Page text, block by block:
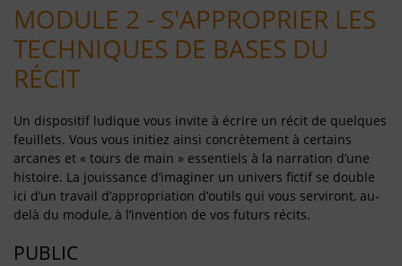
MODULE 2 - S'APPROPRIER LES
TECHNIQUES DE BASES DU
RÉCIT
Un dispositif ludique vous invite à écrire un récit de quelques
feuillets. Vous vous initiez ainsi concrètement à certains
arcanes et « tours de main » essentiels à la narration d’une
histoire. La jouissance d’imaginer un univers fictif se double
ici d’un travail d’appropriation d’outils qui vous serviront, au-
delà du module, à l’invention de vos futurs récits.
PUBLIC